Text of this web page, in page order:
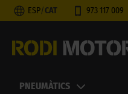
ESP/CAT 973 117 009
PNEUMÀTICS